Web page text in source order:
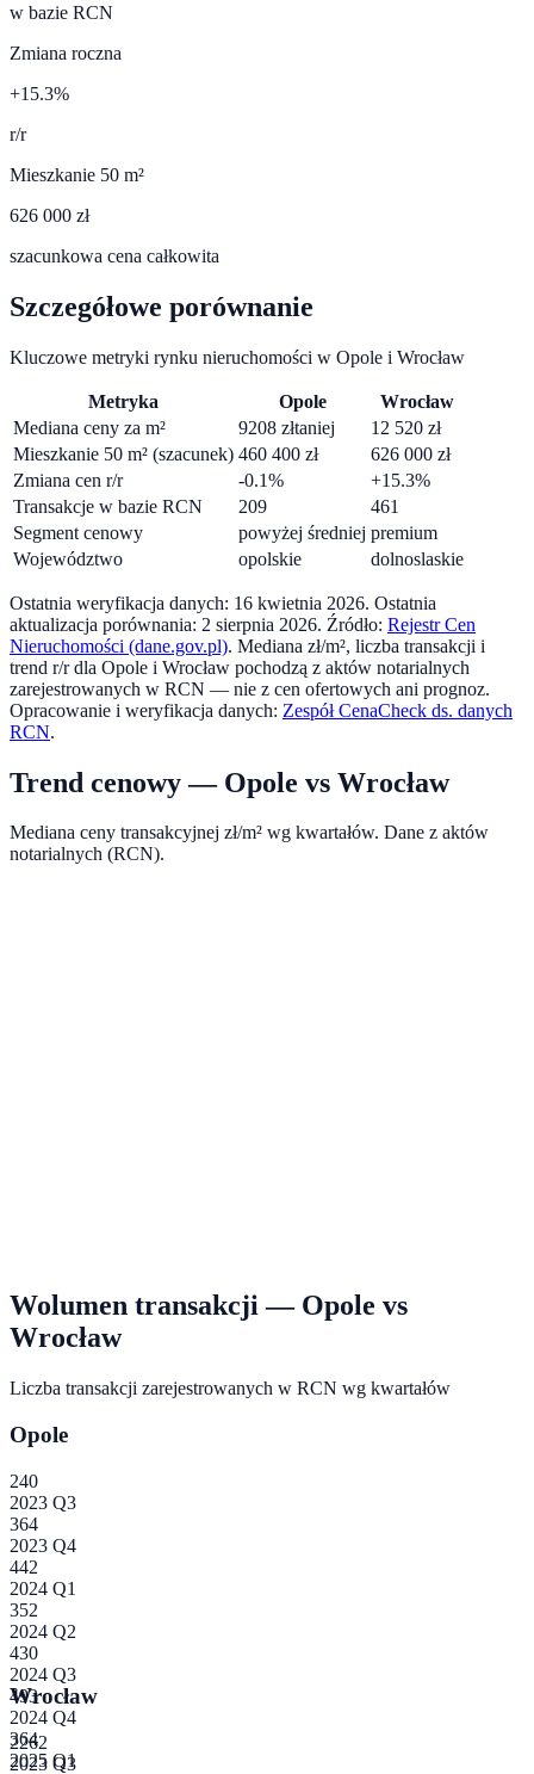
w bazie RCN
Zmiana roczna
+15.3%
r/r
Mieszkanie 50 m²
626 000 zł
szacunkowa cena całkowita
Szczegółowe porównanie
Kluczowe metryki rynku nieruchomości w Opole i Wrocław
Metryka Opole
Wrocław
Mediana ceny za m²
9208 złtaniej 12 520 zł
Mieszkanie 50 m² (szacunek) 460 400 zł 626 000 zł
Zmiana cen r/r
-0.1% +15.3%
Transakcje w bazie RCN
209
461
Segment cenowy
powyżej średniej premium
Województwo
opolskie dolnoslaskie
Ostatnia weryfikacja danych: 16 kwietnia 2026. Ostatnia
aktualizacja porównania: 2 sierpnia 2026. Źródło: Rejestr Cen
Nieruchomości (dane.gov.pl). Mediana zł/m², liczba transakcji i
trend r/r dla Opole i Wrocław pochodzą z aktów notarialnych
zarejestrowanych w RCN — nie z cen ofertowych ani prognoz.
Opracowanie i weryfikacja danych: Zespół CenaCheck ds. danych
RCN.
Trend cenowy — Opole vs Wrocław
Mediana ceny transakcyjnej zł/m² wg kwartałów. Dane z aktów
notarialnych (RCN).
Wolumen transakcji — Opole vs
Wrocław
Liczba transakcji zarejestrowanych w RCN wg kwartałów
Opole
240
2023 Q3
364
2023 Q4
442
2024 Q1
352
2024 Q2
430
2024 Q3
493
2024 Q4
364
2025 Q1
Wrocław
2262
2023 Q3